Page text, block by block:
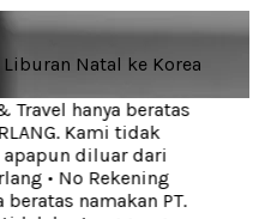
Liburan Natal ke Korea
hanya beratas
Kami tidak
diluar dari
• No Rekening
namakan PT.